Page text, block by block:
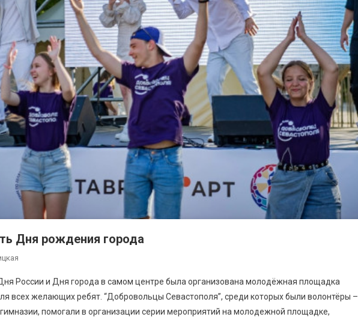
Дня рождения города
России и Дня города в самом центре была организована молодёжная площадка
всех желающих ребят. “Добровольцы Севастополя”, среди которых были волонтёры –
помогали в организации серии мероприятий на молодежной площадке,